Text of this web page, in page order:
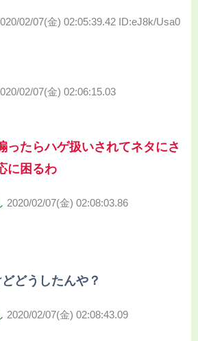
02/07(金) 02:05:39.42 ID:eJ8k/Usa0
02/07(金) 02:06:15.03
ったらハゲ扱いされてネタにさ
に困るわ
2020/02/07(金) 02:08:03.86
どうしたんや？
2020/02/07(金) 02:08:43.09